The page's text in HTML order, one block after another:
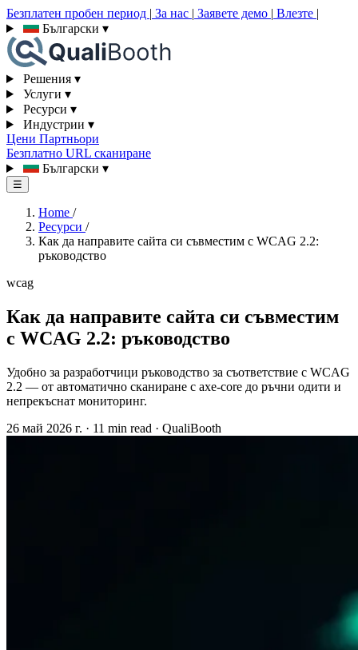
Безплатен пробен период | За нас | Заявете демо | Влезте |
Български ▾
Решения ▾
Услуги ▾
Ресурси ▾
Индустрии ▾
Цени Партньори
Безплатно URL сканиране
Български ▾
☰
Home /
Ресурси /
Как да направите сайта си съвместим с WCAG 2.2:
ръководство
wcag
Как да направите сайта си съвместим
с WCAG 2.2: ръководство
Удобно за разработчици ръководство за съответствие с WCAG
2.2 — от автоматично сканиране с axe-core до ръчни одити и
непрекъснат мониторинг.
26 май 2026 г. · 11 min read · QualiBooth